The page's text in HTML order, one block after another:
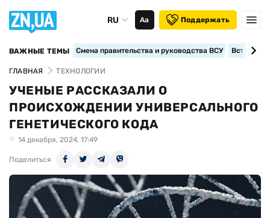
RU Аа Поддержать
ВАЖНЫЕ ТЕМЫ Смена правительства и руководства ВСУ
ГЛАВНАЯ ТЕХНОЛОГИИ
УЧЕНЫЕ РАССКАЗАЛИ О
ПРОИСХОЖДЕНИИ УНИВЕРСАЛЬНОГО
ГЕНЕТИЧЕСКОГО КОДА
14 декабря, 2024, 17:49
Поделиться